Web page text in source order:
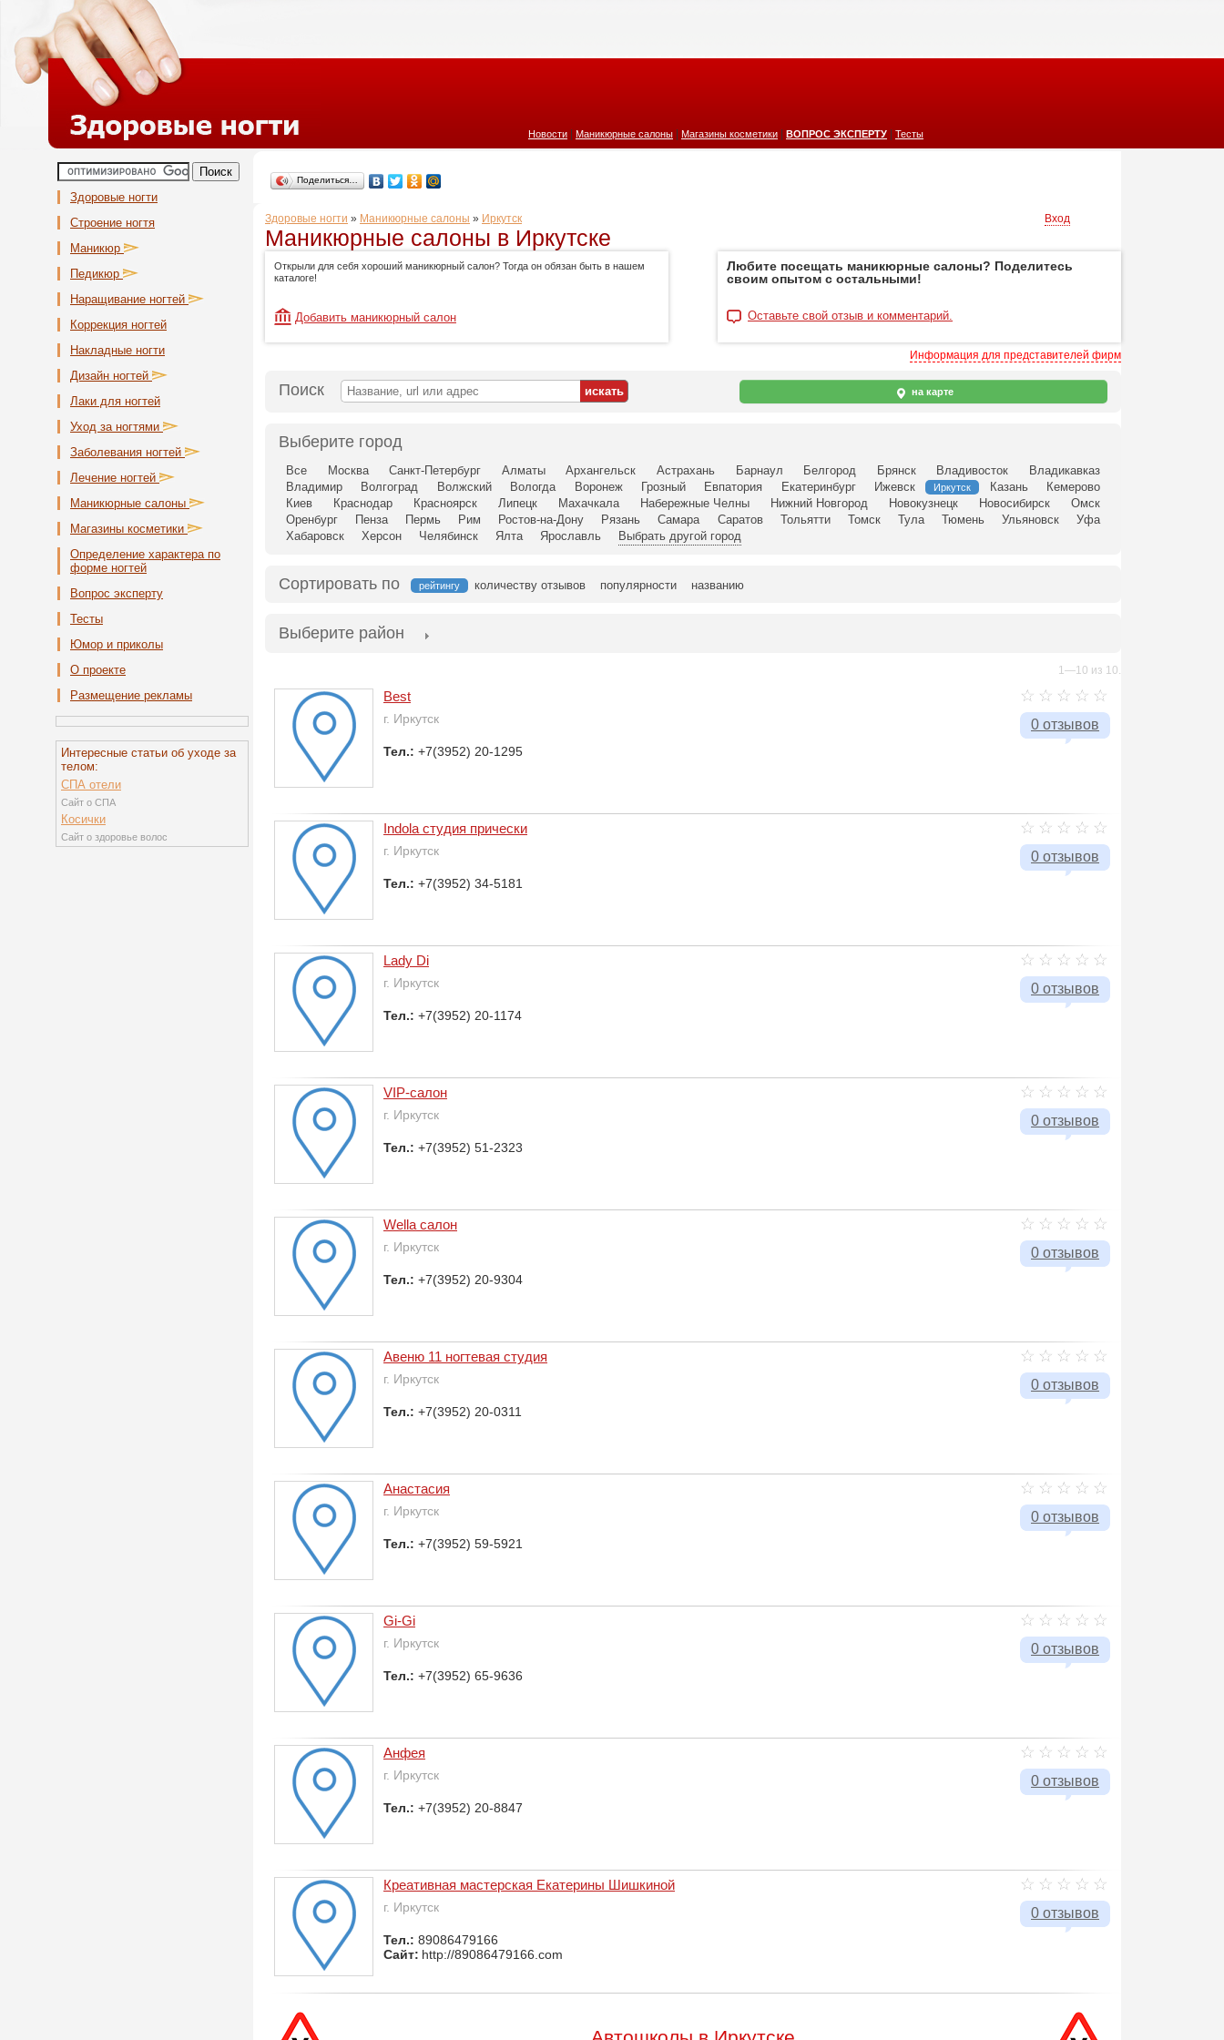
Новости Маникюрные салоны Магазины косметики ВОПРОС ЭКСПЕРТУ Тесты
Здоровые ногти
Строение ногтя
Маникюр
Педикюр
Наращивание ногтей
Коррекция ногтей
Накладные ногти
Дизайн ногтей
Лаки для ногтей
Уход за ногтями
Заболевания ногтей
Лечение ногтей
Маникюрные салоны
Магазины косметики
Определение характера по
форме ногтей
Вопрос эксперту
Тесты
Юмор и приколы
О проекте
Размещение рекламы
Интересные статьи об уходе за
телом:
СПА отели
Сайт о СПА
Косички
Сайт о здоровье волос
Поделиться…
Здоровые ногти » Маникюрные салоны » Иркутск Вход
Маникюрные салоны в Иркутске
Открыли для себя хороший маникюрный салон? Тогда он обязан быть в нашем
каталоге!
Добавить маникюрный салон
Любите посещать маникюрные салоны? Поделитесь
своим опытом с остальными!
Оставьте свой отзыв и комментарий.
Информация для представителей фирм
Поиск на карте
Выберите город
Все Москва Санкт-Петербург Алматы Архангельск Астрахань Барнаул Белгород Брянск Владивосток
Владикавказ
Владимир
Волгоград Волжский Вологда Воронеж Грозный Евпатория Екатеринбург Ижевск Иркутск Казань
Кемерово
Киев
Краснодар Красноярск Липецк Махачкала Набережные Челны Нижний Новгород Новокузнецк Новосибирск
Омск
Оренбург
Пенза Пермь Рим Ростов-на-Дону Рязань Самара Саратов Тольятти Томск Тула Тюмень Ульяновск
Уфа
Хабаровск
Херсон Челябинск Ялта Ярославль Выбрать другой город
Сортировать по рейтингу количеству отзывов популярности названию
Выберите район
1—10 из 10.
0 отзывов
Best
г. Иркутск
Тел.: +7(3952) 20-1295
0 отзывов
Indola студия прически
г. Иркутск
Тел.: +7(3952) 34-5181
0 отзывов
Lady Di
г. Иркутск
Тел.: +7(3952) 20-1174
0 отзывов
VIP-салон
г. Иркутск
Тел.: +7(3952) 51-2323
0 отзывов
Wella салон
г. Иркутск
Тел.: +7(3952) 20-9304
0 отзывов
Авеню 11 ногтевая студия
г. Иркутск
Тел.: +7(3952) 20-0311
0 отзывов
Анастасия
г. Иркутск
Тел.: +7(3952) 59-5921
0 отзывов
Gi-Gi
г. Иркутск
Тел.: +7(3952) 65-9636
0 отзывов
Анфея
г. Иркутск
Тел.: +7(3952) 20-8847
0 отзывов
Креативная мастерская Екатерины Шишкиной
г. Иркутск
Тел.: 89086479166
Сайт: http://89086479166.com